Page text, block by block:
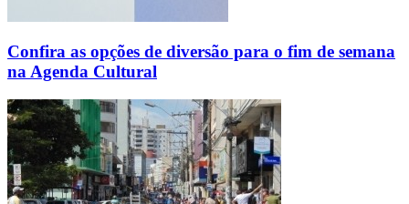
Confira as opções de diversão para o fim de semana
na Agenda Cultural